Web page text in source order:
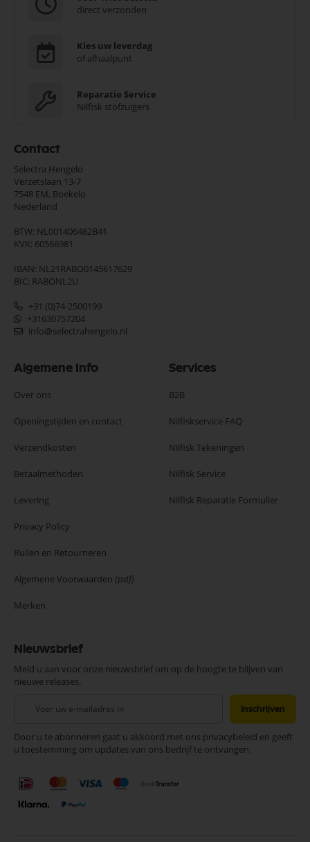
direct verzonden
Kies uw leverdag
of afhaalpunt
Reparatie Service
Nilfisk stofzuigers
Contact
Selectra Hengelo
Verzetslaan 13-7
7548 EM, Boekelo
Nederland
BTW: NL001406482B41
KVK: 60566981
IBAN: NL21RABO0145617629
BIC: RABONL2U
+31 (0)74-2500199
+31630757204
info@selectrahengelo.nl
Algemene Info
Over ons
Openingstijden en contact
Verzendkosten
Betaalmethoden
Levering
Privacy Policy
Ruilen en Retourneren
Algemene Voorwaarden (pdf)
Merken
Services
B2B
Nilfiskservice FAQ
Nilfisk Tekeningen
Nilfisk Service
Nilfisk Reparatie Formulier
Nieuwsbrief
Meld u aan voor onze nieuwsbrief om op de hoogte te blijven van
nieuwe releases.
onze
nieuwsbrief
Inschrijven
Door u te abonneren gaat u akkoord met ons privacybeleid en geeft
u toestemming om updates van ons bedrijf te ontvangen.